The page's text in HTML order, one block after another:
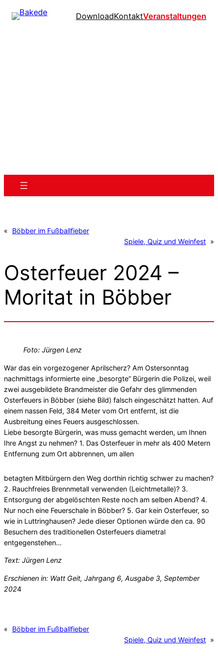
DownloadKontaktVeranstaltungen
«
Böbber im Fußballfieber
Spiele, Quiz und Weinfest »
Osterfeuer 2024 –
Moritat in Böbber
Foto: Jürgen Lenz
War das ein vorgezogener Aprilscherz? Am Ostersonntag
nachmittags informierte eine „besorgte“ Bürgerin die Polizei, weil
zwei ausgebildete Brandmeister die Gefahr des glimmenden
Osterfeuers in Böbber (siehe Bild) falsch eingeschätzt hatten. Auf
einem nassen Feld, 384 Meter vom Ort entfernt, ist die
Ausbreitung eines Feuers ausgeschlossen.
Liebe besorgte Bürgerin, was muss gemacht werden, um Ihnen
Ihre Angst zu nehmen? 1. Das Osterfeuer in mehr als 400 Metern
Entfernung zum Ort abbrennen, um allen
betagten Mitbürgern den Weg dorthin richtig schwer zu machen?
2. Rauchfreies Brennmetall verwenden (Leichtmetalle)? 3.
Entsorgung der abgelöschten Reste noch am selben Abend? 4.
Nur noch eine Feuerschale in Böbber? 5. Gar kein Osterfeuer, so
wie in Luttringhausen? Jede dieser Optionen würde den ca. 90
Besuchern des traditionellen Osterfeuers diametral
entgegenstehen…
Text: Jürgen Lenz
Erschienen in: Watt Geit, Jahrgang 6, Ausgabe 3, September
2024
«
Böbber im Fußballfieber
Spiele, Quiz und Weinfest »